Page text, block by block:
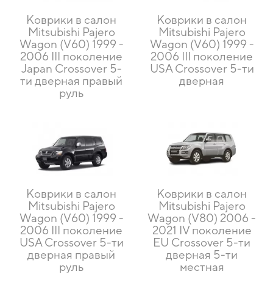
Коврики в салон
Mitsubishi Pajero
Wagon (V60) 1999 -
2006 III поколение
Japan Crossover 5-
ти дверная правый
руль
Коврики в салон
Mitsubishi Pajero
Wagon (V60) 1999 -
2006 III поколение
USA Crossover 5-ти
дверная
Коврики в салон
Mitsubishi Pajero
Wagon (V60) 1999 -
2006 III поколение
USA Crossover 5-ти
дверная правый
руль
Коврики в салон
Mitsubishi Pajero
Wagon (V80) 2006 -
2021 IV поколение
EU Crossover 5-ти
дверная 5-ти
местная